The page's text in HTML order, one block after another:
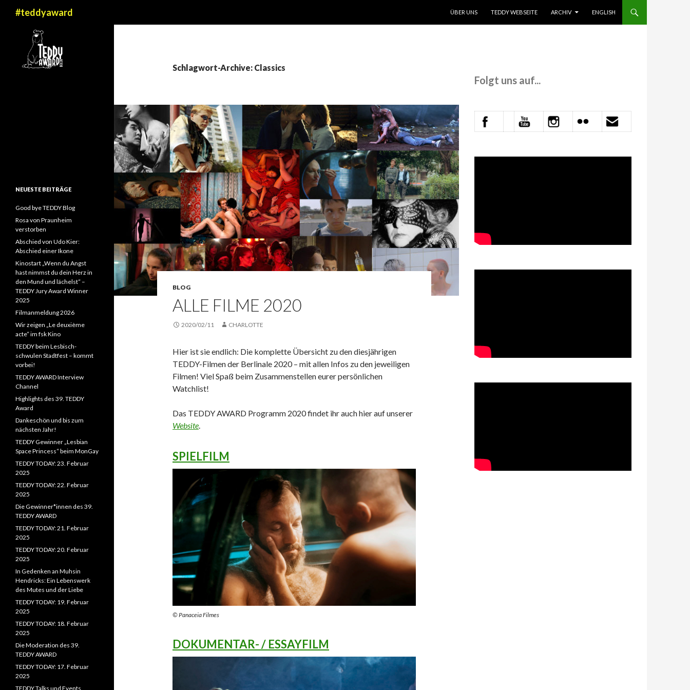
#teddyaward
ÜBER UNS
TEDDY WEBSEITE ARCHIV ENGLISH
Schlagwort-Archive: Classics
BLOG
ALLE FILME 2020
2020/02/11 CHARLOTTE
Hier ist sie endlich: Die komplette Übersicht zu den diesjährigen
TEDDY-Filmen der Berlinale 2020 – mit allen Infos zu den jeweiligen
Filmen! Viel Spaß beim Zusammenstellen eurer persönlichen
Watchlist!
Das TEDDY AWARD Programm 2020 findet ihr auch hier auf unserer
Website.
SPIELFILM
© Panaceia Filmes
DOKUMENTAR- / ESSAYFILM
Folgt uns auf...
NEUESTE BEITRÄGE
Good bye TEDDY Blog
Rosa von Praunheim
verstorben
Abschied von Udo Kier:
Abschied einer Ikone
Kinostart „Wenn du Angst
hast nimmst du dein Herz in
den Mund und lächelst“ –
TEDDY Jury Award Winner
2025
Filmanmeldung 2026
Wir zeigen „Le deuxième
acte“ im fsk Kino
TEDDY beim Lesbisch-
schwulen Stadtfest – kommt
vorbei!
TEDDY AWARD Interview
Channel
Highlights des 39. TEDDY
Award
Dankeschön und bis zum
nächsten Jahr!
TEDDY Gewinner „Lesbian
Space Princess“ beim MonGay
TEDDY TODAY: 23. Februar
2025
TEDDY TODAY: 22. Februar
2025
Die Gewinner*innen des 39.
TEDDY AWARD
TEDDY TODAY: 21. Februar
2025
TEDDY TODAY: 20. Februar
2025
In Gedenken an Muhsin
Hendricks: Ein Lebenswerk
des Mutes und der Liebe
TEDDY TODAY: 19. Februar
2025
TEDDY TODAY: 18. Februar
2025
Die Moderation des 39.
TEDDY AWARD
TEDDY TODAY: 17. Februar
2025
TEDDY Talks und Events